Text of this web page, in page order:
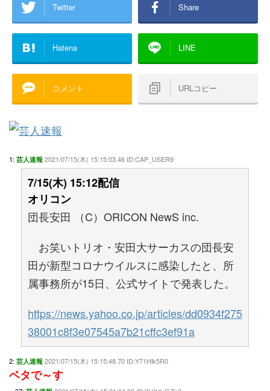
Twitter Share
Hatena LINE
コメント URLコピー
1: 芸人速報 2021/07/15(木) 15:15:03.46 ID:CAP_USER9
7/15(木) 15:12配信
オリコン
団長安田 （C）ORICON NewS inc.
お笑いトリオ・安田大サーカスの団長安
田が新型コロナウイルスに感染したと、所
属事務所が15日、公式サイトで発表した。
https://news.yahoo.co.jp/articles/dd0934f275
38001c8f3e07545a7b21cffc3ef91a
2: 芸人速報 2021/07/15(木) 15:15:48.70 ID:Y71Hlk5R0
ベタで～す